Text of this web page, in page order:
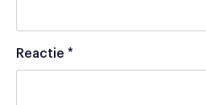
Reactie *